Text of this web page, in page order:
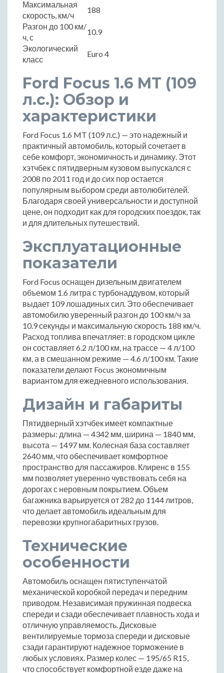
Максимальная
скорость, км/ч
188
Разгон до 100 км/
ч, с
10.9
Экологический
класс
Euro 4
Ford Focus 1.6 MT (109
л.с.): Обзор и
характеристики
Ford Focus 1.6 MT (109 л.с.) — это надежный и
практичный автомобиль, который сочетает в
себе комфорт, экономичность и динамику. Этот
хэтчбек с пятидверным кузовом выпускался с
2008 по 2011 год и до сих пор остается
популярным выбором среди автолюбителей.
Благодаря своей универсальности и доступной
цене, он подходит как для городских поездок, так
и для длительных путешествий.
Эксплуатационные
показатели
Ford Focus оснащен дизельным двигателем
объемом 1.6 литра с турбонаддувом, который
выдает 109 лошадиных сил. Это обеспечивает
автомобилю уверенный разгон до 100 км/ч за
10.9 секунды и максимальную скорость 188 км/ч.
Расход топлива впечатляет: в городском цикле
он составляет 6.2 л/100 км, на трассе — 4 л/100
км, а в смешанном режиме — 4.6 л/100 км. Такие
показатели делают Focus экономичным
вариантом для ежедневного использования.
Дизайн и габариты
Пятидверный хэтчбек имеет компактные
размеры: длина — 4342 мм, ширина — 1840 мм,
высота — 1497 мм. Колесная база составляет
2640 мм, что обеспечивает комфортное
пространство для пассажиров. Клиренс в 155
мм позволяет уверенно чувствовать себя на
дорогах с неровным покрытием. Объем
багажника варьируется от 282 до 1144 литров,
что делает автомобиль идеальным для
перевозки крупногабаритных грузов.
Технические
особенности
Автомобиль оснащен пятиступенчатой
механической коробкой передач и передним
приводом. Независимая пружинная подвеска
спереди и сзади обеспечивает плавность хода и
отличную управляемость. Дисковые
вентилируемые тормоза спереди и дисковые
сзади гарантируют надежное торможение в
любых условиях. Размер колес — 195/65 R15,
что способствует комфортной езде даже на